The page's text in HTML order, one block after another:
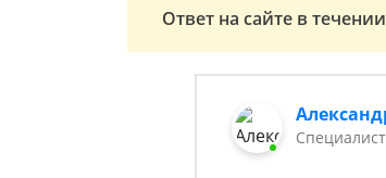
Ответ на сайте в